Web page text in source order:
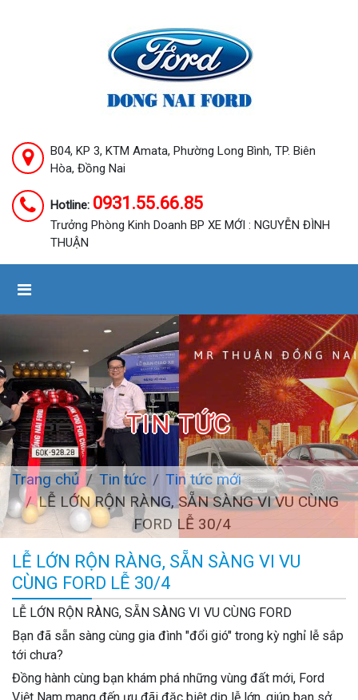
B04, KP 3, KTM Amata, Phường Long Bình, TP. Biên
Hòa, Đồng Nai
Hotline: 0931.55.66.85
Trưởng Phòng Kinh Doanh BP XE MỚI : NGUYỄN ĐÌNH
THUẬN
TIN TỨC
Trang chủ Tin tức
Tin tức mới
LỄ LỚN RỘN RÀNG, SẴN SÀNG VI VU CÙNG
FORD LỄ 30/4
LỄ LỚN RỘN RÀNG, SẴN SÀNG VI VU
CÙNG FORD LỄ 30/4
LỄ LỚN RỘN RÀNG, SẴN SÀNG VI VU CÙNG FORD
Bạn đã sẵn sàng cùng gia đình "đổi gió" trong kỳ nghỉ lễ sắp
tới chưa?
Đồng hành cùng bạn khám phá những vùng đất mới, Ford